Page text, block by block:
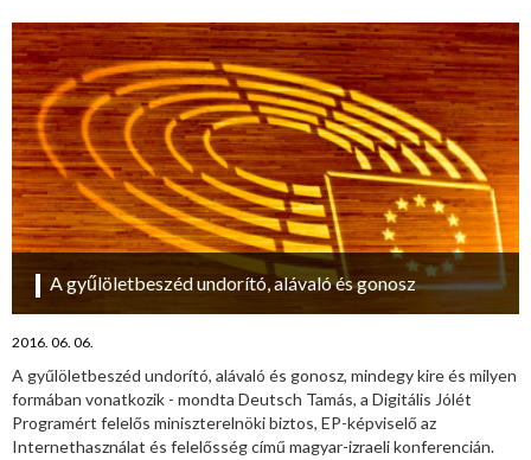
A gyűlöletbeszéd undorító, alávaló és gonosz
2016. 06. 06.
A gyűlöletbeszéd undorító, alávaló és gonosz, mindegy kire és milyen
formában vonatkozik - mondta Deutsch Tamás, a Digitális Jólét
Programért felelős miniszterelnöki biztos, EP-képviselő az
Internethasználat és felelősség című magyar-izraeli konferencián.